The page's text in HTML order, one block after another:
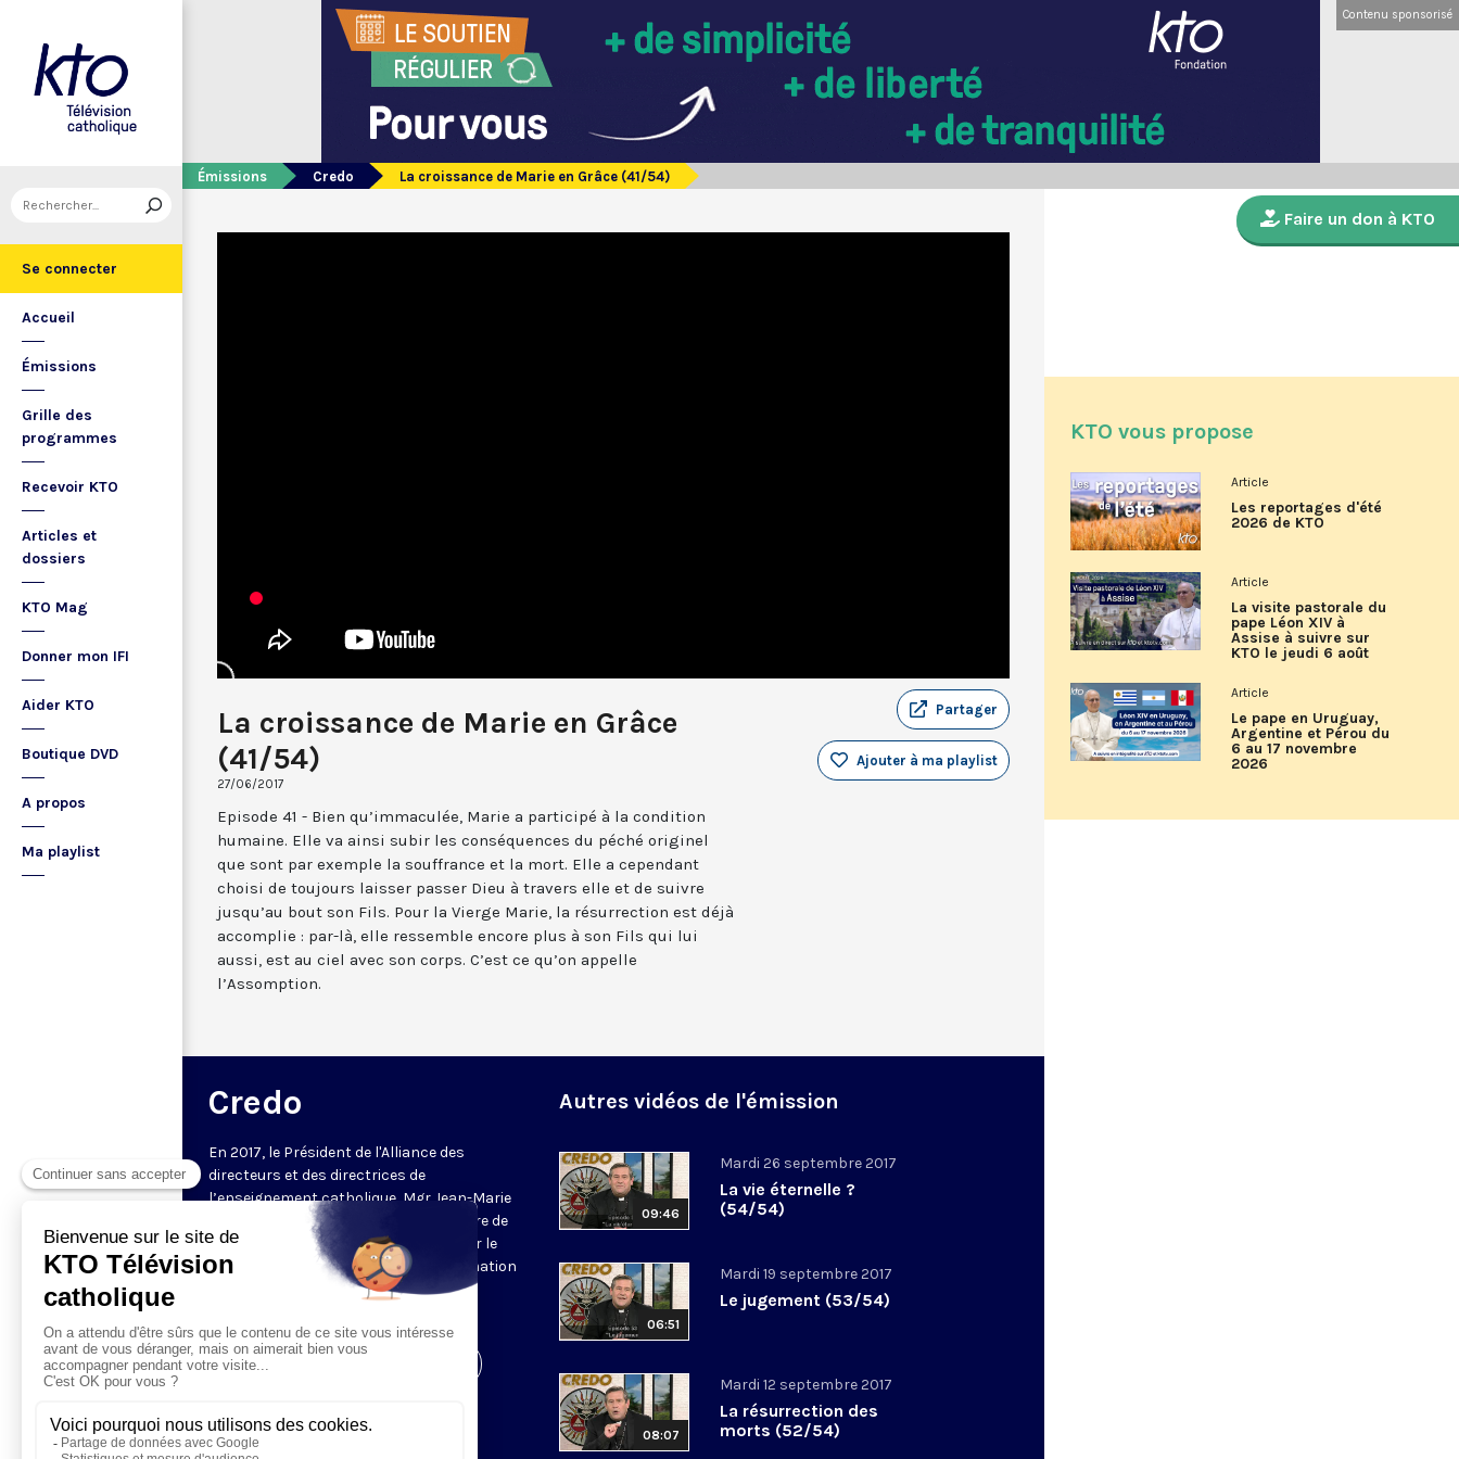
Se connecter
Accueil
Émissions
Grille des
programmes
Recevoir KTO
Articles et
dossiers
KTO Mag
Donner mon IFI
Aider KTO
Boutique DVD
A propos
Ma playlist
Contenu sponsorisé
Émissions Credo La croissance de Marie en Grâce (41/54)
La croissance de Marie en Grâce
(41/54)
27/06/2017
Partager
Ajouter à ma playlist
Episode 41 - Bien qu’immaculée, Marie a participé à la condition
humaine. Elle va ainsi subir les conséquences du péché originel
que sont par exemple la souffrance et la mort. Elle a cependant
choisi de toujours laisser passer Dieu à travers elle et de suivre
jusqu’au bout son Fils. Pour la Vierge Marie, la résurrection est déjà
accomplie : par-là, elle ressemble encore plus à son Fils qui lui
aussi, est au ciel avec son corps. C’est ce qu’on appelle
l’Assomption.
Credo
En 2017, le Président de l'Alliance des
directeurs et des directrices de
l’enseignement catholique, Mgr Jean-Marie
Le Vert (depuis, nommé évêque auxiliaire de
Bordeaux) délivre un enseignement sur le
Credo en plusieurs épisodes : une formation
courte, chaque semaine, sur les
Visiter la page de l'émission
Autres vidéos de l'émission
09:46
Mardi 26 septembre 2017
La vie éternelle ?
(54/54)
06:51
Mardi 19 septembre 2017
Le jugement (53/54)
08:07
Mardi 12 septembre 2017
La résurrection des
morts (52/54)
Faire un don à KTO
KTO vous propose
Article
Les reportages d'été
2026 de KTO
Article
La visite pastorale du
pape Léon XIV à
Assise à suivre sur
KTO le jeudi 6 août
Article
Le pape en Uruguay,
Argentine et Pérou du
6 au 17 novembre
2026